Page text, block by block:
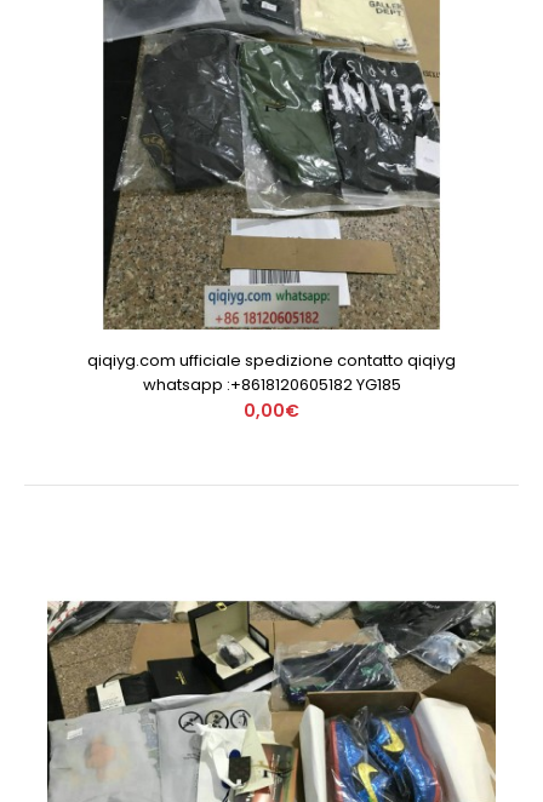
qiqiyg.com ufficiale spedizione contatto qiqiyg
whatsapp :+8618120605182 YG185
0,00€